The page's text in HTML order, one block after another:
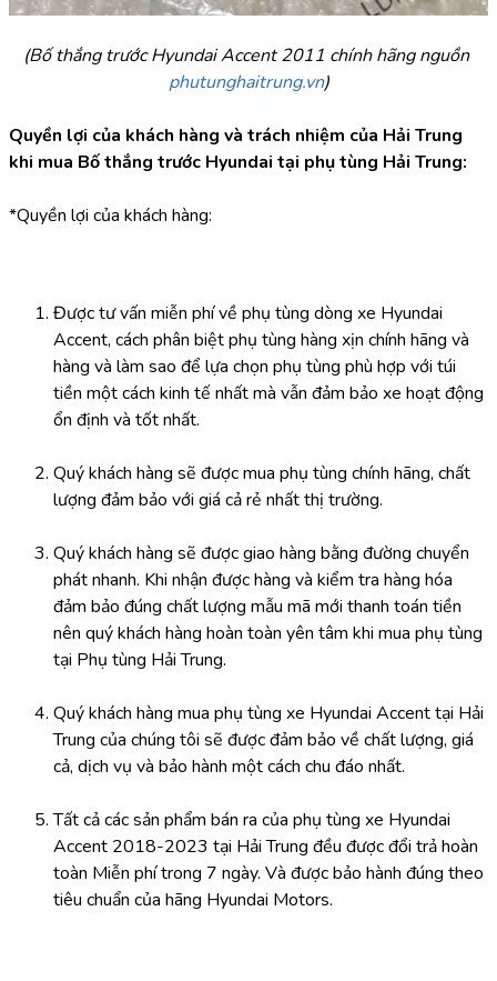
(Bố thắng trước Hyundai Accent 2011 chính hãng nguồn
phutunghaitrung.vn)
Quyền lợi của khách hàng và trách nhiệm của Hải Trung
khi mua Bố thắng trước Hyundai tại phụ tùng Hải Trung:
*Quyền lợi của khách hàng:
Được tư vấn miễn phí về phụ tùng dòng xe Hyundai
Accent, cách phân biệt phụ tùng hàng xịn chính hãng và
hàng và làm sao để lựa chọn phụ tùng phù hợp với túi
tiền một cách kinh tế nhất mà vẫn đảm bảo xe hoạt động
ổn định và tốt nhất.
Quý khách hàng sẽ được mua phụ tùng chính hãng, chất
lượng đảm bảo với giá cả rẻ nhất thị trường.
Quý khách hàng sẽ được giao hàng bằng đường chuyển
phát nhanh. Khi nhận được hàng và kiểm tra hàng hóa
đảm bảo đúng chất lượng mẫu mã mới thanh toán tiền
nên quý khách hàng hoàn toàn yên tâm khi mua phụ tùng
tại Phụ tùng Hải Trung.
Quý khách hàng mua phụ tùng xe Hyundai Accent tại Hải
Trung của chúng tôi sẽ được đảm bảo về chất lượng, giá
cả, dịch vụ và bảo hành một cách chu đáo nhất.
Tất cả các sản phẩm bán ra của phụ tùng xe Hyundai
Accent 2018-2023 tại Hải Trung đều được đổi trả hoàn
toàn Miễn phí trong 7 ngày. Và được bảo hành đúng theo
tiêu chuẩn của hãng Hyundai Motors.